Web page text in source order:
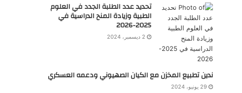
تحديد عدد الطلبة الجدد في العلوم
الطبية وزيادة المنح الدراسية في
2025-2026
2 ديسمبر، 2024
ندين تطبيع المخزن مع الكيان الصهيوني ودعمه العسكري
29 يونيو، 2024